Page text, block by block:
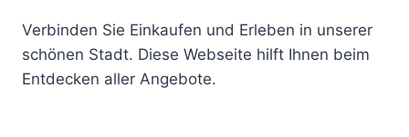
Verbinden Sie Einkaufen und Erleben in unserer
schönen Stadt. Diese Webseite hilft Ihnen beim
Entdecken aller Angebote.